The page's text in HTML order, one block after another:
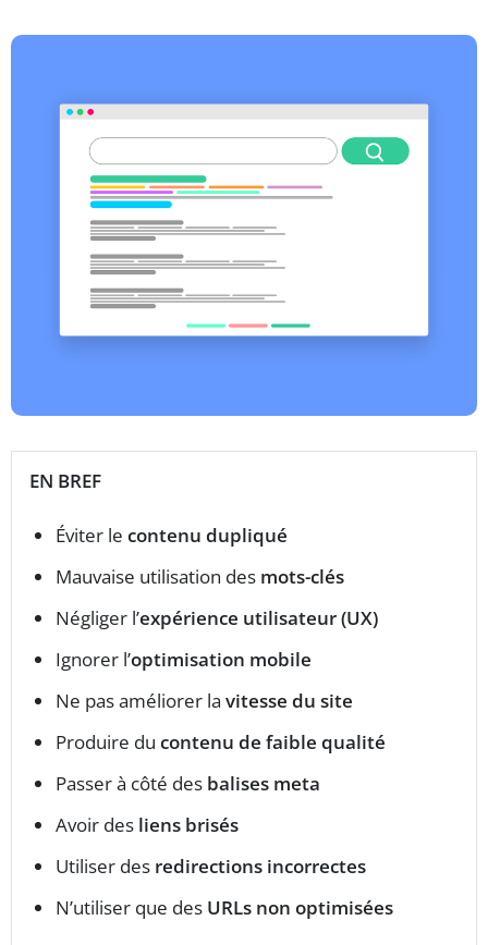
EN BREF
Éviter le contenu dupliqué
Mauvaise utilisation des mots-clés
Négliger l’expérience utilisateur (UX)
Ignorer l’optimisation mobile
Ne pas améliorer la vitesse du site
Produire du contenu de faible qualité
Passer à côté des balises meta
Avoir des liens brisés
Utiliser des redirections incorrectes
N’utiliser que des URLs non optimisées